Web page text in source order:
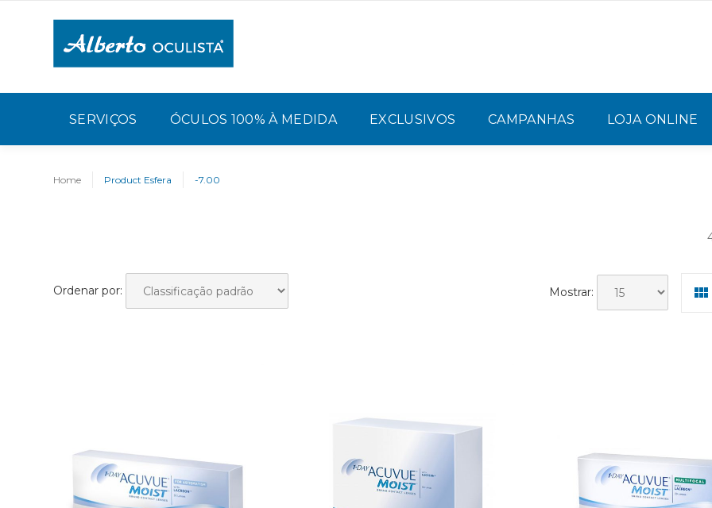
SERVIÇOS ÓCULOS 100% À MEDIDA EXCLUSIVOS CAMPANHAS LOJA ONLINE
Home Product Esfera -7.00
Ordenar por: Mostrar: